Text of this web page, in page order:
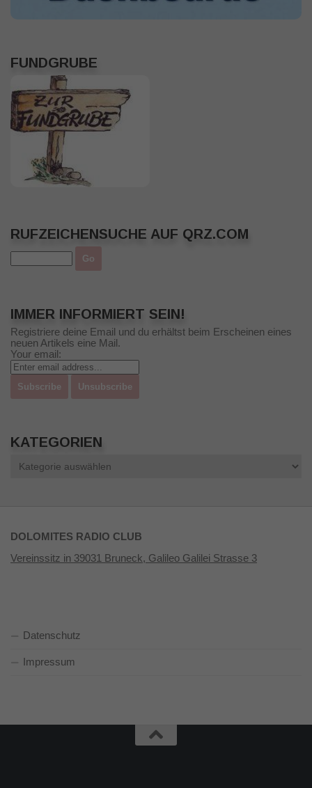
FUNDGRUBE
RUFZEICHENSUCHE AUF QRZ.COM
IMMER INFORMIERT SEIN!
Registriere deine Email und du erhältst beim Erscheinen eines
neuen Artikels eine Mail.
Your email:
KATEGORIEN
DOLOMITES RADIO CLUB
Vereinssitz in 39031 Bruneck, Galileo Galilei Strasse 3
Datenschutz
Impressum